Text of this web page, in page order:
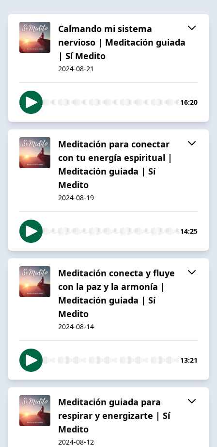
Calmando mi sistema
nervioso | Meditación guiada
| Sí Medito
2024-08-21
16:20
Meditación para conectar
con tu energía espiritual |
Meditación guiada | Sí
Medito
2024-08-19
14:25
Meditación conecta y fluye
con la paz y la armonía |
Meditación guiada | Sí
Medito
2024-08-14
13:21
Meditación guiada para
respirar y energizarte | Sí
Medito
2024-08-12